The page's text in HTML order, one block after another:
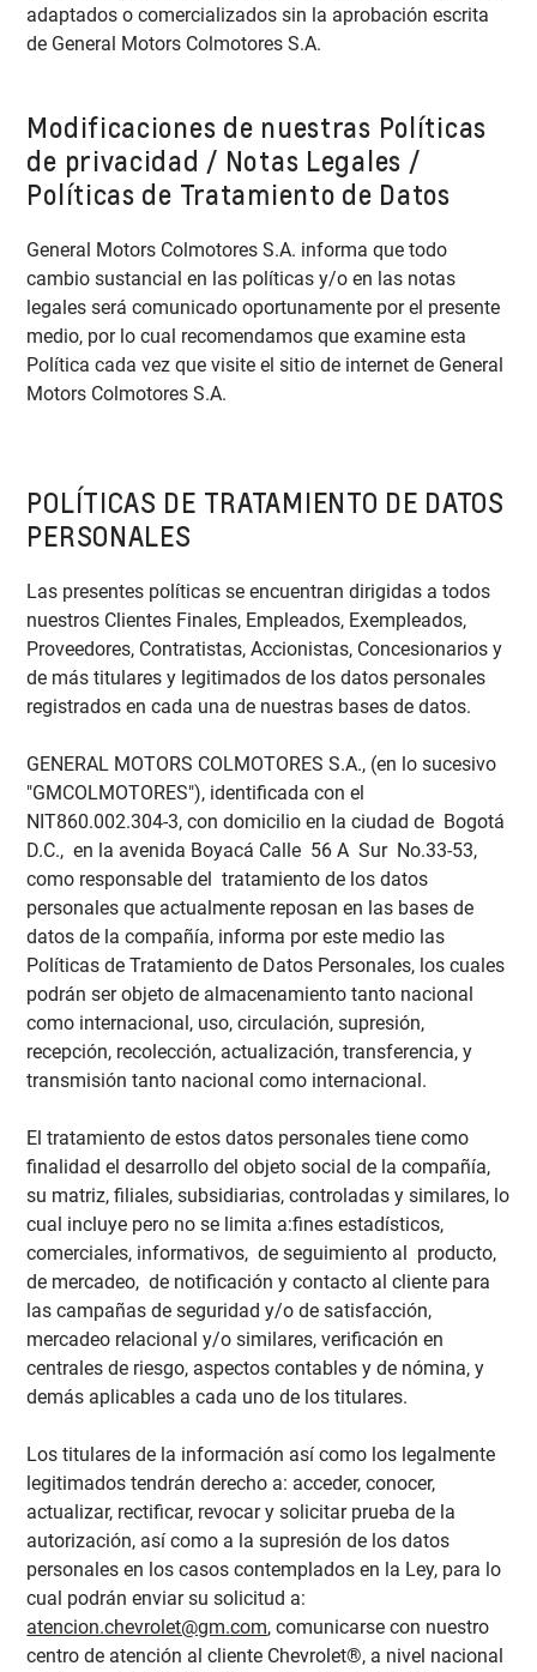
adaptados o comercializados sin la aprobación escrita
de General Motors Colmotores S.A.
Modificaciones de nuestras Políticas
de privacidad / Notas Legales /
Políticas de Tratamiento de Datos
General Motors Colmotores S.A. informa que todo
cambio sustancial en las políticas y/o en las notas
legales será comunicado oportunamente por el presente
medio, por lo cual recomendamos que examine esta
Política cada vez que visite el sitio de internet de General
Motors Colmotores S.A.
POLÍTICAS DE TRATAMIENTO DE DATOS
PERSONALES
Las presentes políticas se encuentran dirigidas a todos
nuestros Clientes Finales, Empleados, Exempleados,
Proveedores, Contratistas, Accionistas, Concesionarios y
de más titulares y legitimados de los datos personales
registrados en cada una de nuestras bases de datos.
GENERAL MOTORS COLMOTORES S.A., (en lo sucesivo
"GMCOLMOTORES"), identificada con el
NIT860.002.304-3, con domicilio en la ciudad de Bogotá
D.C., en la avenida Boyacá Calle 56 A Sur No.33-53,
como responsable del tratamiento de los datos
personales que actualmente reposan en las bases de
datos de la compañía, informa por este medio las
Políticas de Tratamiento de Datos Personales, los cuales
podrán ser objeto de almacenamiento tanto nacional
como internacional, uso, circulación, supresión,
recepción, recolección, actualización, transferencia, y
transmisión tanto nacional como internacional.
El tratamiento de estos datos personales tiene como
finalidad el desarrollo del objeto social de la compañía,
su matriz, filiales, subsidiarias, controladas y similares, lo
cual incluye pero no se limita a:fines estadísticos,
comerciales, informativos, de seguimiento al producto,
de mercadeo, de notificación y contacto al cliente para
las campañas de seguridad y/o de satisfacción,
mercadeo relacional y/o similares, verificación en
centrales de riesgo, aspectos contables y de nómina, y
demás aplicables a cada uno de los titulares.
Los titulares de la información así como los legalmente
legitimados tendrán derecho a: acceder, conocer,
actualizar, rectificar, revocar y solicitar prueba de la
autorización, así como a la supresión de los datos
personales en los casos contemplados en la Ley, para lo
cual podrán enviar su solicitud a:
atencion.chevrolet@gm.com, comunicarse con nuestro
centro de atención al cliente Chevrolet®, a nivel nacional